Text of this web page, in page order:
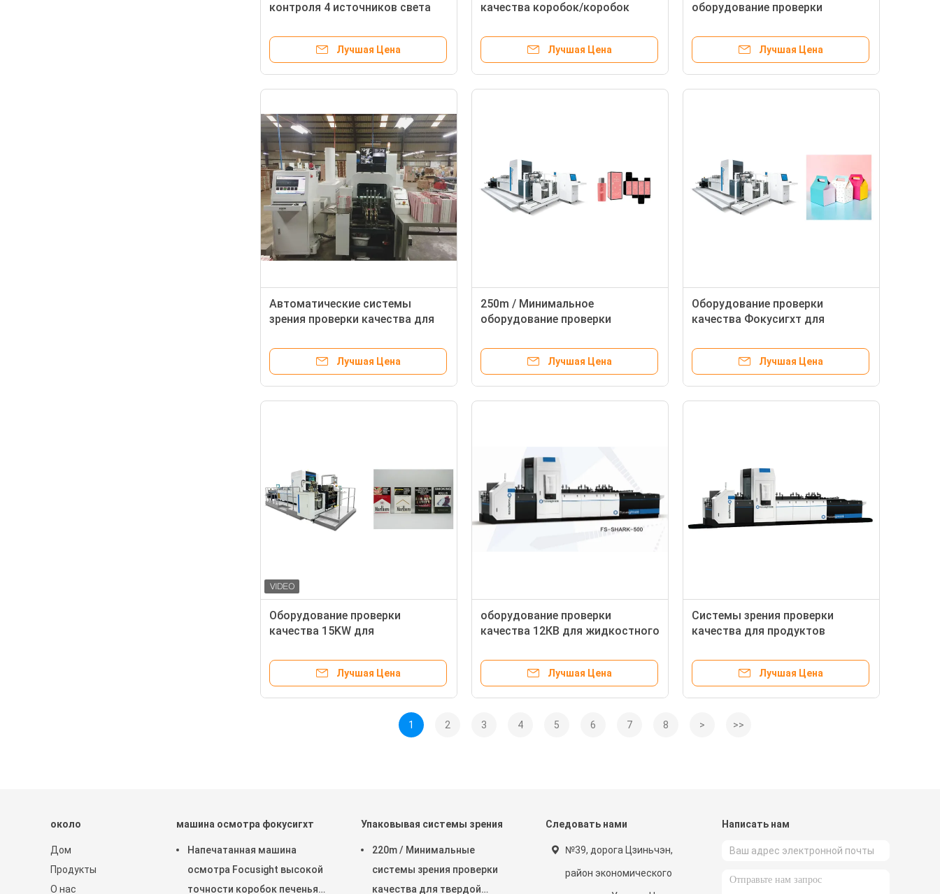
контроля 4 источников света
качества печатания коробки
Лучшая Цена
качества коробок/коробок
автоматической штабелируя
системой
Лучшая Цена
оборудование проверки
технологией дуя сплющивая
системы
Лучшая Цена
Автоматические системы
зрения проверки качества для
коробок складчатости
Лучшая Цена
250m / Минимальное
оборудование проверки
смешанным фидером
Лучшая Цена
Оборудование проверки
качества Фокусигхт для
Лучшая Цена
Оборудование проверки
качества 15KW для
упаковывая печатающ осмотр
Лучшая Цена
оборудование проверки
качества 12КВ для жидкостного
осмотр
Лучшая Цена
Системы зрения проверки
качества для продуктов
осмотр печатания
Лучшая Цена
1 2 3 4 5 6 7 8 > >>
около
Дом
Продукты
О нас
машина осмотра фокусигхт
Напечатанная машина
осмотра Focusight высокой
точности коробок печенья
Упаковывая системы зрения
220m / Минимальные
системы зрения проверки
качества для твердой
Следовать нами
№39, дорога Цзиньчэн,
район экономического
Написать нам